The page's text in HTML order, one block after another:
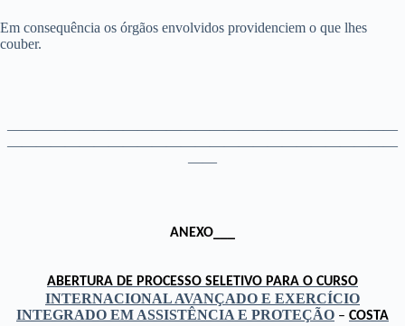
Em consequência os órgãos envolvidos providenciem o que lhes
couber.
———————————————————————————
———————————————————————————
——
ANEXO___
ABERTURA DE PROCESSO SELETIVO PARA O CURSO
INTERNACIONAL AVANÇADO E EXERCÍCIO
INTEGRADO EM ASSISTÊNCIA E PROTEÇÃO – COSTA